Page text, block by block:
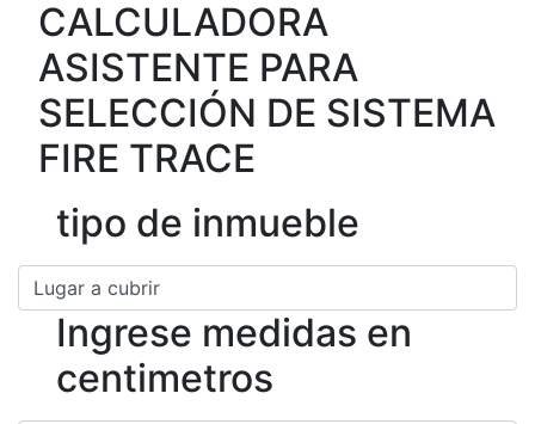
CALCULADORA
ASISTENTE PARA
SELECCIÓN DE SISTEMA
FIRE TRACE
tipo de inmueble
Ingrese medidas en
centimetros